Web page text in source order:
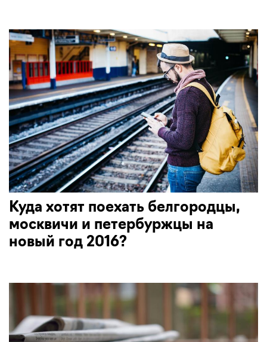
Куда хотят поехать белгородцы,
москвичи и петербуржцы на
новый год 2016?